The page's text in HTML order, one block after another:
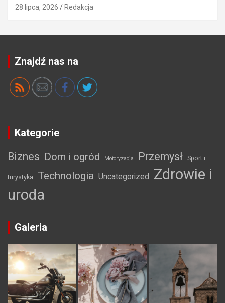
28 lipca, 2026 Redakcja
Znajdź nas na
Kategorie
Biznes Dom i ogród Motoryzacja Przemysł Sport i
turystyka Technologia Uncategorized
Zdrowie i
uroda
Galeria